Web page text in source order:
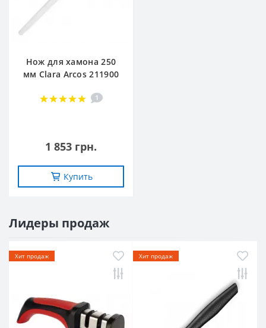
Нож для хамона 250
мм Clara Arcos 211900
1
1 853 грн.
Купить
Лидеры продаж
Хит продаж Хит продаж